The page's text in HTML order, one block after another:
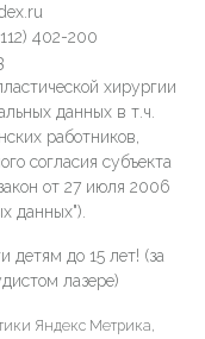
402-200
хирургии
данных в т.ч.
работников,
согласия субъекта
от 27 июля 2006
данных").
детям до 15 лет! (за
лазере)
Яндекс Метрика,